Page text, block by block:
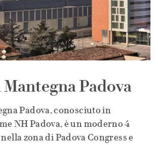
Padova
Padova, conosciuto in
NH Padova, è un moderno 4
zona di Padova Congress e